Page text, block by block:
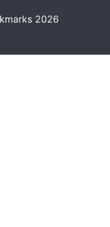
2026